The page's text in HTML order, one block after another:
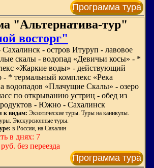
Программа тура
"Альтернатива-тур"
восторг"
- остров Итуруп - лавовое
скалы - водопад «Девичьи косы» - *
«Жаркие воды» - действующий
- * термальный комплекс «Река
водопадов «Плачущие Скалы» - озеро
по открыванию устриц - обед из
- Южно - Сахалинск
к видам: Экзотические туры. Туры на каникулы.
Экскурсионные туры.
в России, на Сахалин
в днях: 7
без переезда
Программа тура